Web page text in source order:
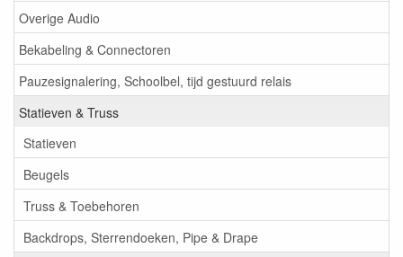
Overige Audio
Bekabeling & Connectoren
Pauzesignalering, Schoolbel, tijd gestuurd relais
Statieven & Truss
Statieven
Beugels
Truss & Toebehoren
Backdrops, Sterrendoeken, Pipe & Drape